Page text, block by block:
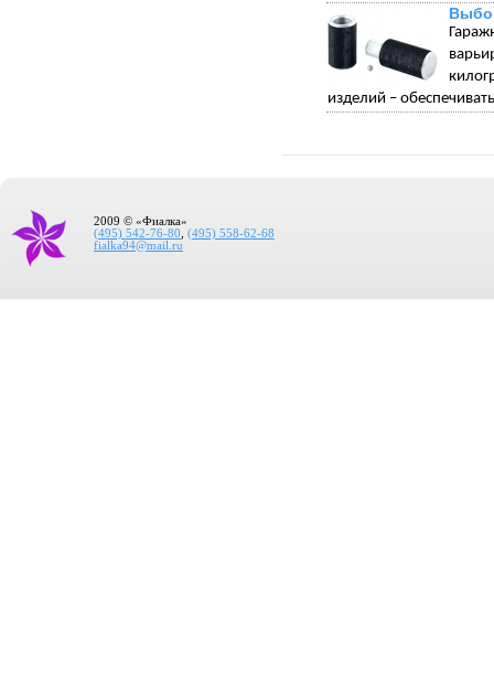
изделий –
2009 © «Фиалка»
(495) 542-76-80
(495) 558-62-68
fialka94@mail.ru